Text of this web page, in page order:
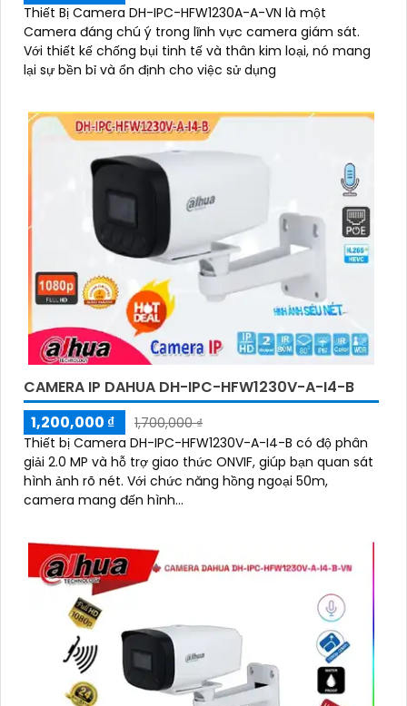
Thiết Bị Camera DH-IPC-HFW1230A-A-VN là một
Camera đáng chú ý trong lĩnh vực camera giám sát.
Với thiết kế chống bụi tinh tế và thân kim loại, nó mang
lại sự bền bỉ và ổn định cho việc sử dụng
CAMERA IP DAHUA DH-IPC-HFW1230V-A-I4-B
1,200,000 ₫
1,700,000 ₫
Thiết bị Camera DH-IPC-HFW1230V-A-I4-B có độ phân
giải 2.0 MP và hỗ trợ giao thức ONVIF, giúp bạn quan sát
hình ảnh rõ nét. Với chức năng hồng ngoại 50m,
camera mang đến hình...